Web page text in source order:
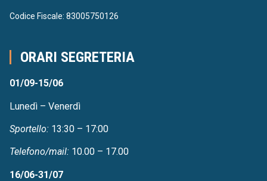
Codice Fiscale: 83005750126
ORARI SEGRETERIA
01/09-15/06
Lunedì – Venerdì
Sportello: 13:30 – 17:00
Telefono/mail: 10.00 – 17.00
16/06-31/07